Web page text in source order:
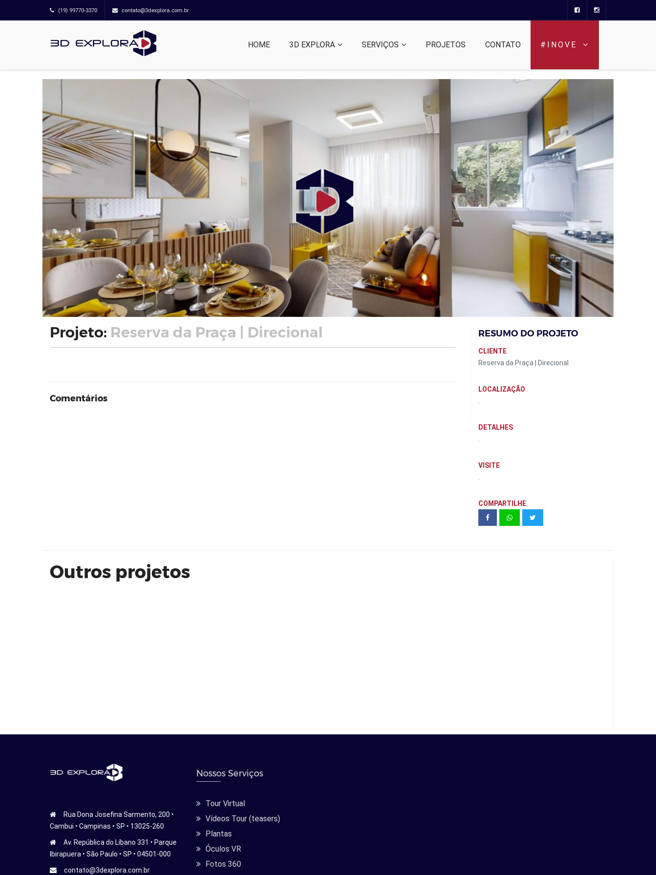
(19) 99770-3370 contato@3dexplora.com.br
HOME 3D EXPLORA SERVIÇOS PROJETOS CONTATO #INOVE
Projeto: Reserva da Praça | Direcional
Comentários
RESUMO DO PROJETO
CLIENTE
Reserva da Praça | Direcional
LOCALIZAÇÃO
DETALHES
VISITE
COMPARTILHE
Outros projetos
Figueira Cambuí - CRB Engenharia
Rua Dona Josefina Sarmento, 200 •
Cambui • Campinas • SP • 13025-260
Av. República do Líbano 331 • Parque
Ibirapuera • São Paulo • SP • 04501-000
contato@3dexplora.com.br
Nossos Serviços
Tour Virtual
Vídeos Tour (teasers)
Plantas
Óculos VR
Fotos 360